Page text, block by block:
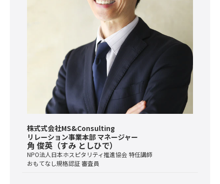
株式式会社MS&Consulting
リレーション事業本部 マネージャー
角 俊英（すみ としひで）
NPO法人日本ホスピタリティ推進協会 特任講師
おもてなし規格認証 審査員